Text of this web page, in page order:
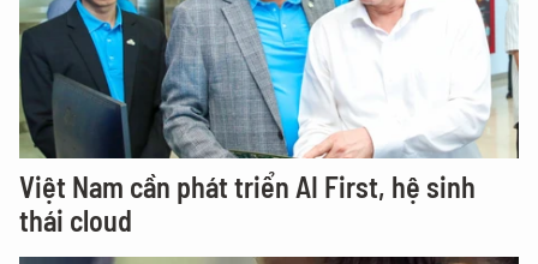
Việt Nam cần phát triển AI First, hệ sinh
thái cloud